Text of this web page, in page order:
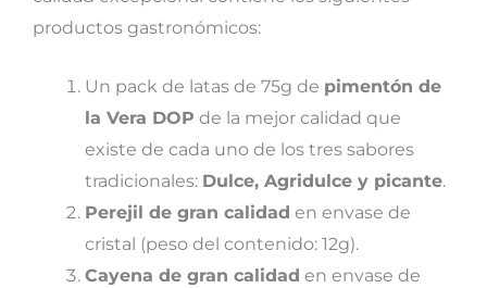
productos gastronómicos:
Un pack de latas de 75g de pimentón de
la Vera DOP de la mejor calidad que
existe de cada uno de los tres sabores
tradicionales: Dulce, Agridulce y picante.
Perejil de gran calidad en envase de
cristal (peso del contenido: 12g).
Cayena de gran calidad en envase de